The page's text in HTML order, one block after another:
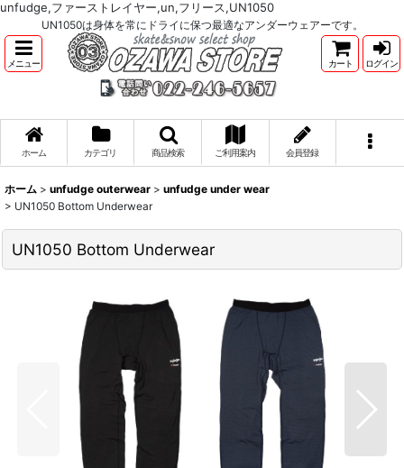
unfudge,ファーストレイヤー,un,フリース,UN1050
UN1050は身体を常にドライに保つ最適なアンダーウェアーです。
メニュー カート ログイン
ホーム カテゴリ 商品検索 ご利用案内 会員登録
ホーム > unfudge outerwear > unfudge under wear
> UN1050 Bottom Underwear
UN1050 Bottom Underwear